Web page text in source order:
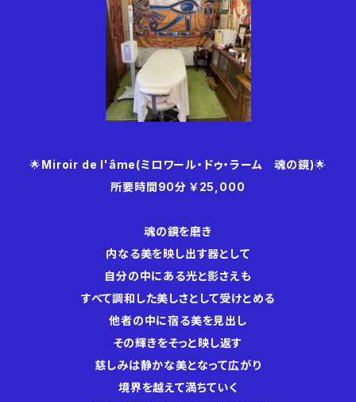
🌟Miroir de l'âme(ミロワール・ドゥ・ラーム 魂の鏡)🌟
所要時間90分 ￥25,000
魂の鏡を磨き
内なる美を映し出す器として
自分の中にある光と影さえも
すべて調和した美しさとして受けとめる
他者の中に宿る美を見出し
その輝きをそっと映し返す
慈しみは静かな美となって広がり
境界を越えて満ちていく